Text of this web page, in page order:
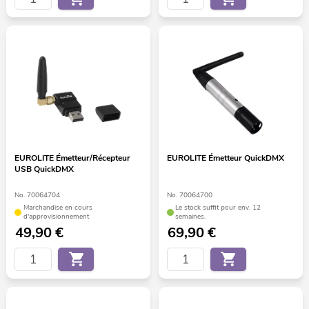
EUROLITE Émetteur/Récepteur
USB QuickDMX
No. 70064704
Marchandise en cours
d'approvisionnement
49,90€
EUROLITE Émetteur QuickDMX
No. 70064700
Le stock suffit pour env. 12
semaines.
69,90€